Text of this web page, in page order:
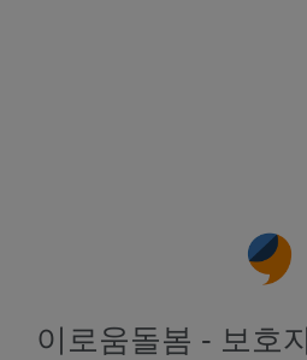
이로움돌봄 - 보호